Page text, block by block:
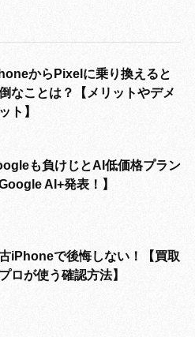
からPixelに乗り換えると
なことは？【メリットやデメ
ト】
も負けじとAI低価格プラン
Google AI+発表！】
iPhoneで後悔しない！【買取
ロが使う確認方法】